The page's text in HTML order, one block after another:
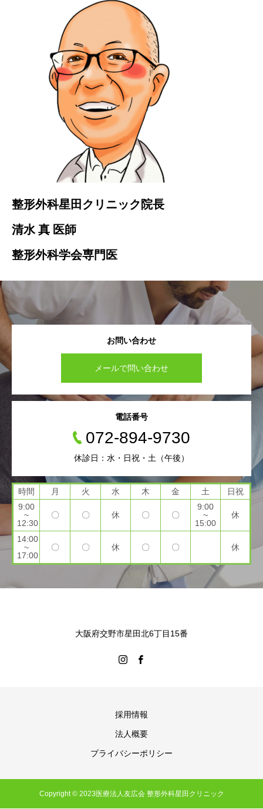
整形外科星田クリニック院長
清水 真 医師
整形外科学会専門医
お問い合わせ
メールで問い合わせ
電話番号
072-894-9730
休診日：水・日祝・土（午後）
時間 月 火 水 木 金 土
日祝
9:00
~
12:30
〇 〇 休 〇 〇
9:00
~
15:00
休
14:00
~
17:00
〇 〇 休 〇 〇 休
大阪府交野市星田北6丁目15番
採用情報
法人概要
プライバシーポリシー
Copyright © 2023医療法人友広会 整形外科星田クリニック